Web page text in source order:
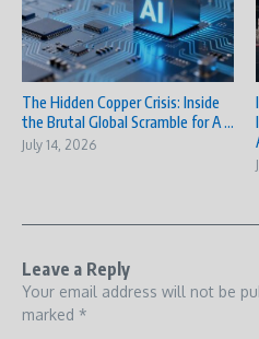
The Hidden Copper Crisis: Inside
the Brutal Global Scramble for A ...
July 14, 2026
Leave a Reply
Your email address will not be
marked *